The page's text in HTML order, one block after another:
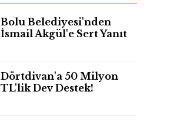
Bolu Belediyesi'nden
İsmail Akgül'e Sert Yanıt
Dörtdivan'a 50 Milyon
TL'lik Dev Destek!